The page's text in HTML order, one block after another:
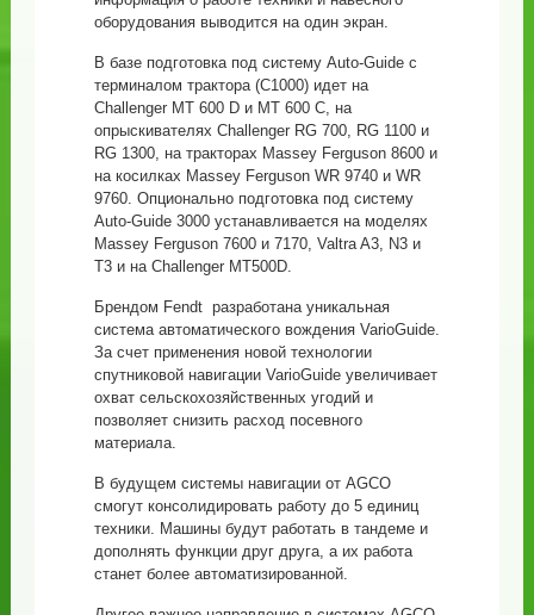
оборудования выводится на один экран.
В базе подготовка под систему Auto-Guide с
терминалом трактора (C1000) идет на
Challenger MT 600 D и MT 600 C, на
опрыскивателях Challenger RG 700, RG 1100 и
RG 1300, на тракторах Massey Ferguson 8600 и
на косилках Massey Ferguson WR 9740 и WR
9760. Опционально подготовка под систему
Auto-Guide 3000 устанавливается на моделях
Massey Ferguson 7600 и 7170, Valtra A3, N3 и
T3 и на Challenger MT500D.
Брендом Fendt разработана уникальная
система автоматического вождения VarioGuide.
За счет применения новой технологии
спутниковой навигации VarioGuide увеличивает
охват сельскохозяйственных угодий и
позволяет снизить расход посевного
материала.
В будущем системы навигации от AGCO
смогут консолидировать работу до 5 единиц
техники. Машины будут работать в тандеме и
дополнять функции друг друга, а их работа
станет более автоматизированной.